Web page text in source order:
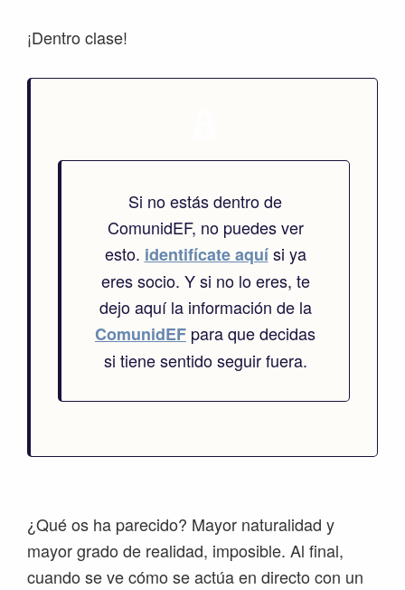
¡Dentro clase!
Si no estás dentro de
ComunidEF, no puedes ver
esto. identifícate aquísi ya
eres socio. Y si no lo eres, te
dejo aquí la información de la
ComunidEF para que decidas
si tiene sentido seguir fuera.
¿Qué os ha parecido? Mayor naturalidad y
mayor grado de realidad, imposible. Al final,
cuando se ve cómo se actúa en directo con un